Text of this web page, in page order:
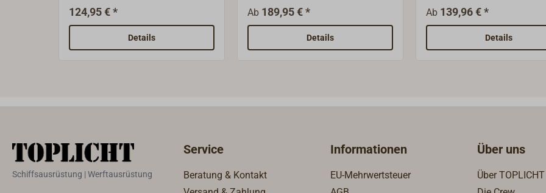
Trinkwasserpumpe in
Marineausführung. Die Pumpe
ist seit Jahren bewährt, hat eine
hohe Laufruhe und bietet einen
1,4 bar wieder aus. Technische
Pumpe,max. Förderleistung: 7,6
124,95 € *
Details
leistungsfähige
Trinkwasserpumpe in
Marineausführung. Die Pumpe
ist seit Jahren bewährt, hat eine
Trinkwasser. Der gekapselte
bar ein und bei 3,8 bar wieder
Ab 189,95 € *
Details
leistungsfähige
Trinkwasserpumpe in
Marineausführung. Die
ist seit Jahren bewährt,
schaltet bei 2,4 bar ein und
3,1 bar wieder aus. Die
ist mit einem integrierten
Ab 139,96 € *
Details
Schiffsausrüstung | Werftausrüstung
Service
Beratung & Kontakt
Informationen
EU-Mehrwertsteuer
Über uns
Über TOPLICHT